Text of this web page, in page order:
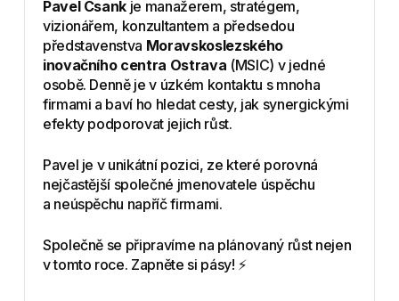
Pavel Csank je manažerem, stratégem,
vizionářem, konzultantem a předsedou
představenstva Moravskoslezského
inovačního centra Ostrava (MSIC) v jedné
osobě. Denně je v úzkém kontaktu s mnoha
firmami a baví ho hledat cesty, jak synergickými
efekty podporovat jejich růst.
Pavel je v unikátní pozici, ze které porovná
nejčastější společné jmenovatele úspěchu
a neúspěchu napříč firmami.
Společně se připravíme na plánovaný růst nejen
v tomto roce. Zapněte si pásy! ⚡️